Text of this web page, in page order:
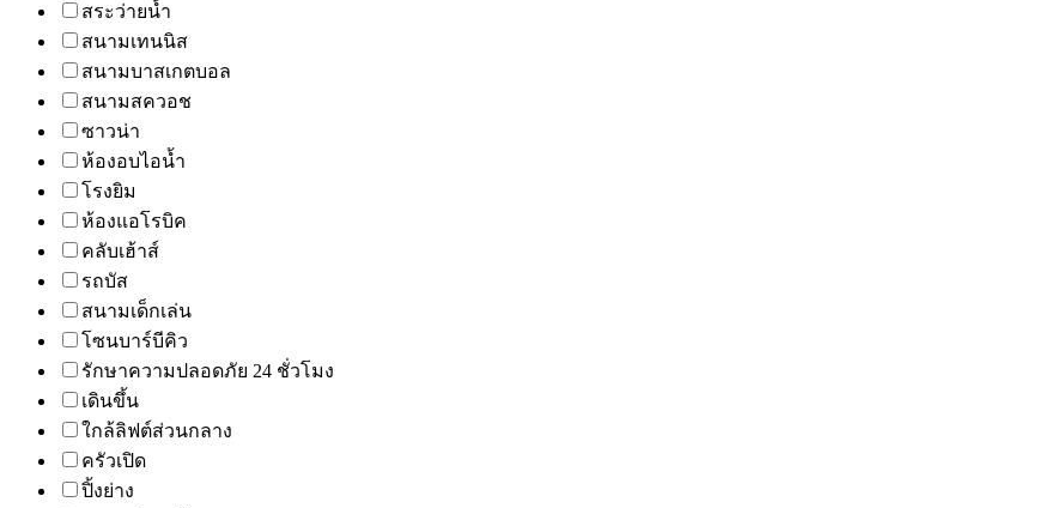
สระว่ายน้ำ
สนามเทนนิส
สนามบาสเกตบอล
สนามสควอช
ซาวน่า
ห้องอบไอน้ำ
โรงยิม
ห้องแอโรบิค
คลับเฮ้าส์
รถบัส
สนามเด็กเล่น
โซนบาร์บีคิว
รักษาความปลอดภัย 24 ชั่วโมง
เดินขึ้น
ใกล้ลิฟต์ส่วนกลาง
ครัวเปิด
ปิ้งย่าง